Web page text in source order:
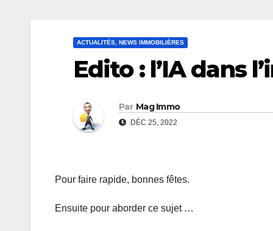
ACTUALITÉS, NEWS IMMOBILIÈRES
Edito : l’IA dans
Par Mag Immo
DÉC 25, 2022
Pour faire rapide, bonnes fêtes.
Ensuite pour aborder ce sujet …